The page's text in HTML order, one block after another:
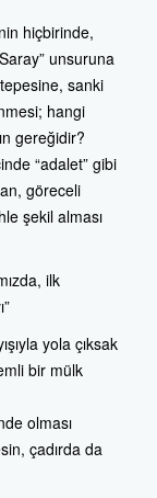
hiçbirinde,
unsuruna
sanki
hangi
gereğidir?
“adalet” gibi
göreceli
şekil alması
ilk
yola çıksak
bir mülk
olması
çadırda da